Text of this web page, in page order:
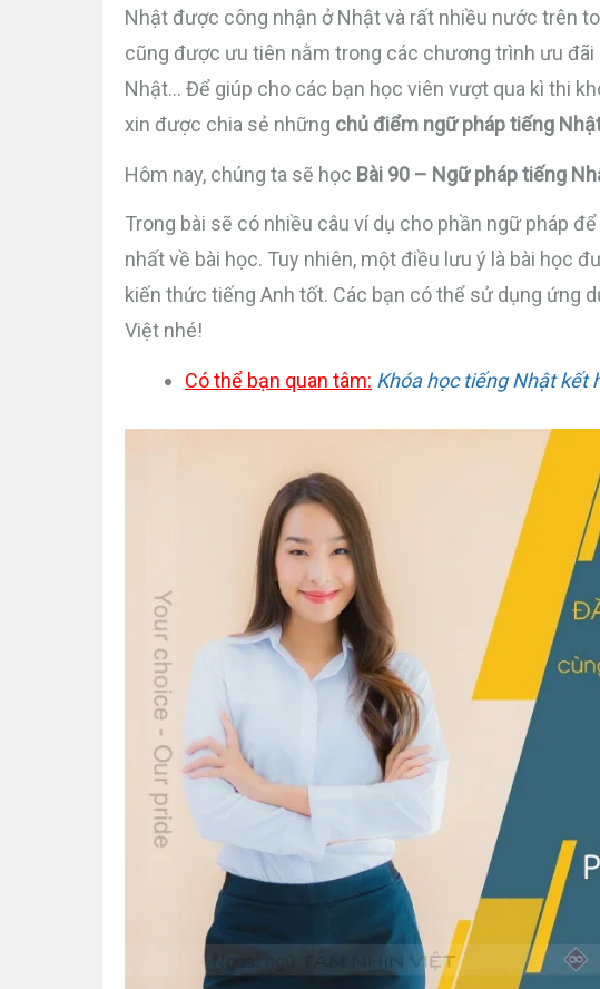
Nhật được công nhận ở Nhật và rất nhiều nước trên
cũng được ưu tiên nằm trong các chương trình ưu
Nhật… Để giúp cho các bạn học viên vượt qua kì thi
xin được chia sẻ những chủ điểm ngữ pháp tiếng
Hôm nay, chúng ta sẽ học Bài 90 – Ngữ pháp tiếng
Trong bài sẽ có nhiều câu ví dụ cho phần ngữ pháp
nhất về bài học. Tuy nhiên, một điều lưu ý là bài học
kiến thức tiếng Anh tốt. Các bạn có thể sử dụng ứng
Việt nhé!
Có thể bạn quan tâm: Khóa học tiếng Nhật kết